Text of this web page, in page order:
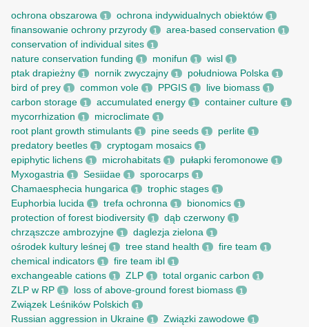
ochrona obszarowa 1 ochrona indywidualnych obiektów 1
finansowanie ochrony przyrody 1 area-based conservation 1
conservation of individual sites 1
nature conservation funding 1 monifun 1 wisl 1
ptak drapieżny 1 nornik zwyczajny 1 południowa Polska 1
bird of prey 1 common vole 1 PPGIS 1 live biomass 1
carbon storage 1 accumulated energy 1 container culture 1
mycorrhization 1 microclimate 1
root рlant growth stimulants 1 pine seeds 1 perlite 1
predatory beetles 1 cryptogam mosaics 1
epiphytic lichens 1 microhabitats 1 pułapki feromonowe 1
Myxogastria 1 Sesiidae 1 sporocarps 1
Chamaesphecia hungarica 1 trophic stages 1
Euphorbia lucida 1 trefa ochronna 1 bionomics 1
protection of forest biodiversity 1 dąb czerwony 1
chrząszcze ambrozyjne 1 daglezja zielona 1
ośrodek kultury leśnej 1 tree stand health 1 fire team 1
chemical indicators 1 fire team ibl 1
exchangeable cations 1 ZLP 1 total organic carbon 1
ZLP w RP 1 loss of above-ground forest biomass 1
Związek Leśników Polskich 1
Russian aggression in Ukraine 1 Związki zawodowe 1